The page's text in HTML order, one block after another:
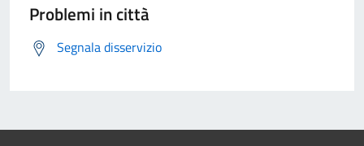
Problemi in città
Segnala disservizio